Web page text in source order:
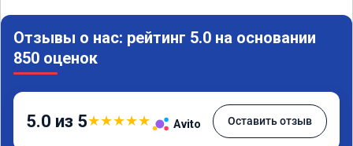
Отзывы о нас: рейтинг 5.0 на основании
850 оценок
5.0 из 5★★★★★ Avito Оставить отзыв